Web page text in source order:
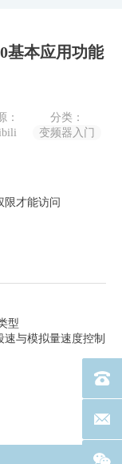
基本应用功能
：
分类：
变频器入门
限才能访问
型
与模拟量速度控制
电话
联系